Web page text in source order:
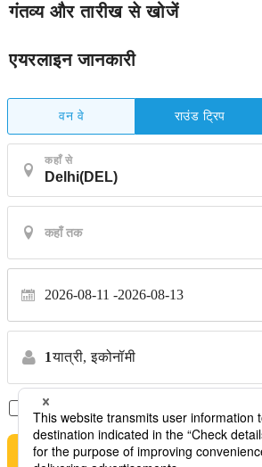
गंतव्य और तारीख से खोजें
एयरलाइन जानकारी
वन वे राउंड ट्रिप
कहाँ से
2026-08-11 2026-08-13
1यात्री, इकोनॉमी
सिर्फ़ डायरेक्ट फ़्लाइट *कोई स्थानांतरण नहीं
खोजें